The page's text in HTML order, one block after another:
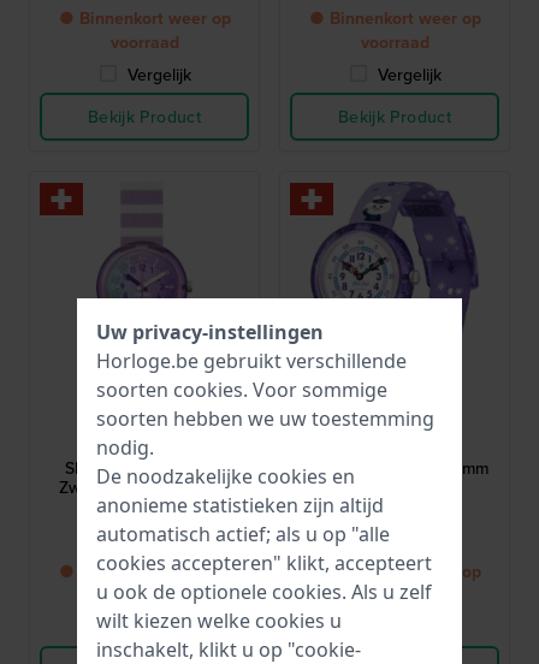
● Binnenkort weer op
voorraad
Vergelijk
Bekijk Product
● Binnenkort weer op
voorraad
Vergelijk
Bekijk Product
Flik Flak
FPNP148
Shining Turtle 30 mm
Zwitsers kinderhorloge
€ 54,-
● Binnenkort weer op
voorraad
Vergelijk
Flik Flak
Chasing Clouds 29.5 mm
Zwitsers quartz
kinderhorloge
€ 44,-
● Binnenkort weer op
voorraad
Uw privacy-instellingen
Horloge.be gebruikt verschillende
soorten cookies. Voor sommige
soorten hebben we uw toestemming
nodig.
De noodzakelijke cookies en
anonieme statistieken zijn altijd
automatisch actief; als u op "alle
cookies accepteren" klikt, accepteert
u ook de optionele cookies. Als u zelf
wilt kiezen welke cookies u
inschakelt, klikt u op "cookie-